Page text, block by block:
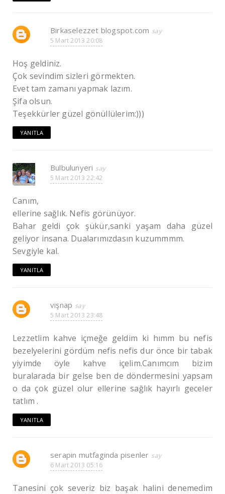
Birkaselezzet blogspot.com
5 Mart 2013 20:08
Hoş geldiniz.
Çok sevindim sizleri görmekten.
Evet tam zamanı yapmak lazım.
Şifa olsun.
Teşekkürler güzel gönüllülerim:)))
YANITLA
Bulbulunyeri
5 Mart 2013 22:42
Canım,
ellerine sağlık. Nefis görünüyor.
Bahar geldi çok şükür,sanki yaşam daha güzel
geliyor insana. Dualarımızdasın kuzummmm.
Sevgiyle kal.
YANITLA
vişnap
5 Mart 2013 23:48
Lezzetlim kahve içmeğe geldim ki hımm bu nefis
bezelyelerini gördüm nefis nefis dur önce bir tabak
yiyimde öyle kahve içelim.Canımcım bizim
buralarada bir gelse ben de döndermesini yapsam
o da çok güzel olur ellerine sağlık hayırlı geceler
tatlım .
YANITLA
serapin mutfaginda pisenler
6 Mart 2013 05:16
Tanesini çok severiz biz başak halini denemedim